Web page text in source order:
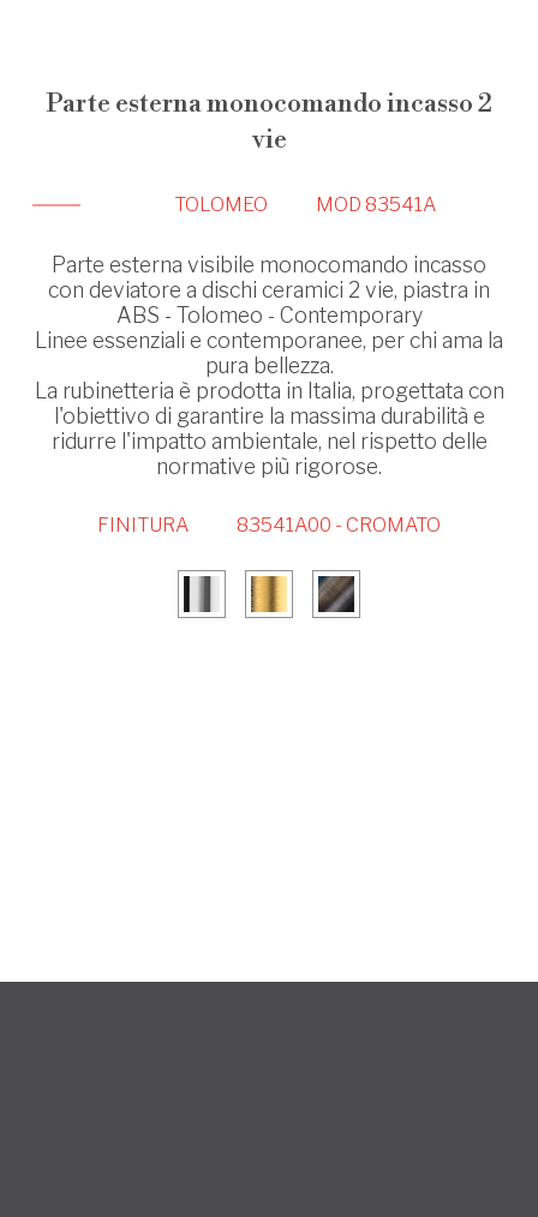
Parte esterna monocomando incasso 2
vie
TOLOMEO MOD 83541A
Parte esterna visibile monocomando incasso
con deviatore a dischi ceramici 2 vie, piastra in
ABS - Tolomeo - Contemporary
Linee essenziali e contemporanee, per chi ama la
pura bellezza.
La rubinetteria è prodotta in Italia, progettata con
l'obiettivo di garantire la massima durabilità e
ridurre l'impatto ambientale, nel rispetto delle
normative più rigorose.
FINITURA 83541A00 - CROMATO